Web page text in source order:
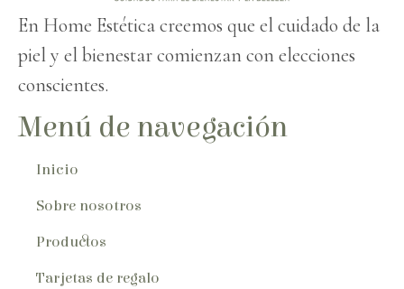
En Home Estética creemos que el cuidado de la
piel y el bienestar comienzan con elecciones
conscientes.
Menú de navegación
Inicio
Sobre nosotros
Productos
Tarjetas de regalo